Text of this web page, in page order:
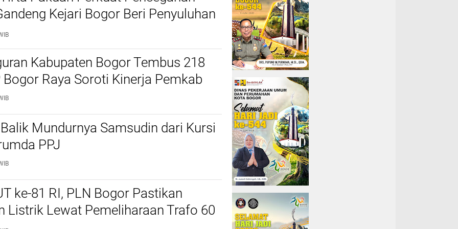
Kejari Bogor Beri Penyuluhan
Kabupaten Bogor Tembus 218
Bogor Raya Soroti Kinerja Pemkab
Mundurnya Samsudin dari Kursi
PPJ
ke-81 RI, PLN Bogor Pastikan
Listrik Lewat Pemeliharaan Trafo 60